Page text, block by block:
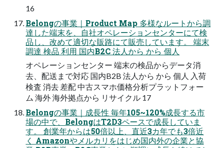
16
Belongの事業｜Product Map 多様なルートから調
達した端末を、自社オペレーションセンターにて検
品し、改めて適切な販路にて販売しています。 端末
調達 検品 利用 国内B2C 法人から から 個人
オペレーションセンター 端末の検品からデータ消
去、配送まで対応 国内B2B 法人から から 個人 入荷
検査 消去 差配 中古スマホ価格分析プラットフォー
ム 海外 海外拠点から リサイクル 17
Belongの事業｜成長性 毎年105~120%成長する市
場の中で、BelongはT2D3ペースで成長していま
す。 創業年からは50倍以上、直近3カ年でも3倍近
く Amazonやメルカリをはじめ国内外の企業と協